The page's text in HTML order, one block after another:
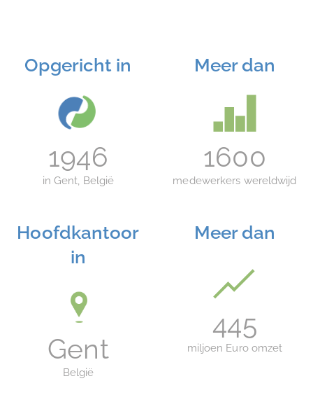
Opgericht in
1946
in Gent, België
Meer dan
1600
medewerkers wereldwijd
Hoofdkantoor
in
Gent
België
Meer dan
445
miljoen Euro omzet